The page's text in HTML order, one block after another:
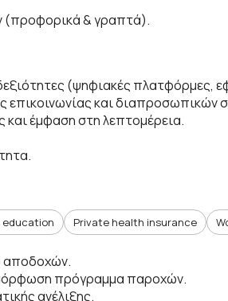
(προφορικά & γραπτά).
(ψηφιακές πλατφόρμες,
επικοινωνίας και διαπροσωπικών
και έμφαση στη λεπτομέρεια.
education Private health insurance
αποδοχών.
πρόγραμμα παροχών.
ανέλιξης.